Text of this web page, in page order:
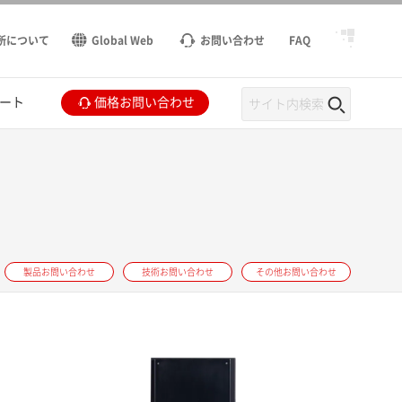
について Global Web お問い合わせ FAQ
ト 価格お問い合わせ
製品お問い合わせ 技術お問い合わせ その他お問い合わせ